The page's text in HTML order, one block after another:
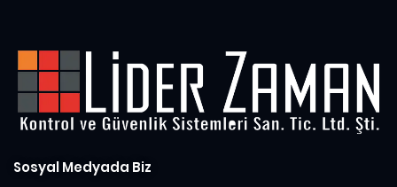
Sosyal Medyada Biz